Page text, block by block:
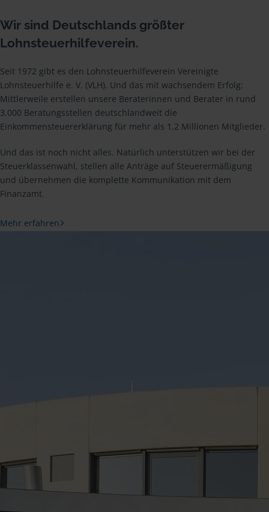
Wir sind Deutschlands größter
Lohnsteuerhilfeverein.
Seit 1972 gibt es den Lohnsteuerhilfeverein Vereinigte
Lohnsteuerhilfe e. V. (VLH). Und das mit wachsendem Erfolg:
Mittlerweile erstellen unsere Beraterinnen und Berater in rund
3.000 Beratungsstellen deutschlandweit die
Einkommensteuererklärung für mehr als 1,2 Millionen Mitglieder.
Und das ist noch nicht alles. Natürlich unterstützen wir bei der
Steuerklassenwahl, stellen alle Anträge auf Steuerermäßigung
und übernehmen die komplette Kommunikation mit dem
Finanzamt.
Mehr erfahren